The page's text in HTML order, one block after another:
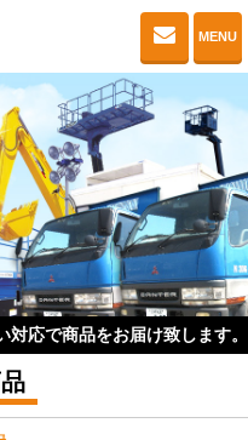
お問
MENU
対応で商品をお届け致します。